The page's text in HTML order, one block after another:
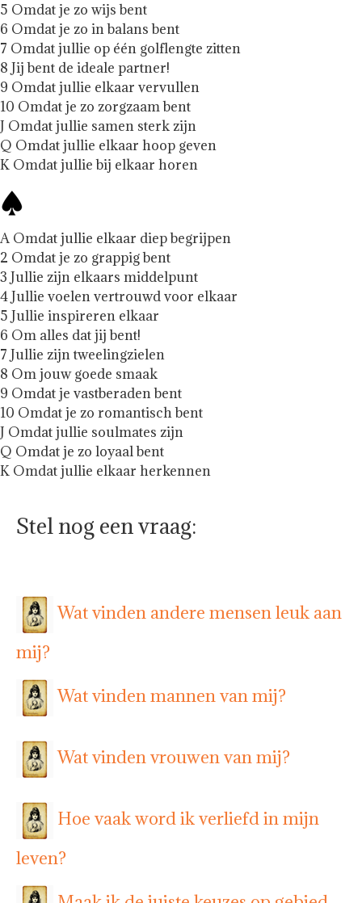
5 Omdat je zo wijs bent
6 Omdat je zo in balans bent
7 Omdat jullie op één golflengte zitten
8 Jij bent de ideale partner!
9 Omdat jullie elkaar vervullen
10 Omdat je zo zorgzaam bent
J Omdat jullie samen sterk zijn
Q Omdat jullie elkaar hoop geven
K Omdat jullie bij elkaar horen
A Omdat jullie elkaar diep begrijpen
2 Omdat je zo grappig bent
3 Jullie zijn elkaars middelpunt
4 Jullie voelen vertrouwd voor elkaar
5 Jullie inspireren elkaar
6 Om alles dat jij bent!
7 Jullie zijn tweelingzielen
8 Om jouw goede smaak
9 Omdat je vastberaden bent
10 Omdat je zo romantisch bent
J Omdat jullie soulmates zijn
Q Omdat je zo loyaal bent
K Omdat jullie elkaar herkennen
Stel nog een vraag:
Wat vinden andere mensen leuk aan
mij?
Wat vinden mannen van mij?
Wat vinden vrouwen van mij?
Hoe vaak word ik verliefd in mijn
leven?